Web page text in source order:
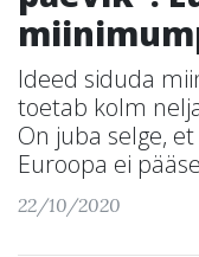
Ideed siduda
toetab kolm
On juba selge,
Euroopa ei
22/10/2020